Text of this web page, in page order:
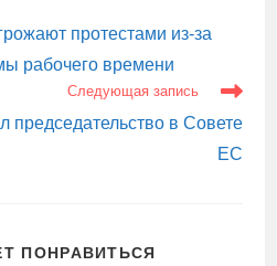
протестами из-за
рабочего времени
Следующая запись
председательство в Совете
ЕС
ПОНРАВИТЬСЯ